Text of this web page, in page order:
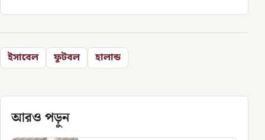
ইসাবেল ফুটবল হালান্ড
আরও পড়ুন